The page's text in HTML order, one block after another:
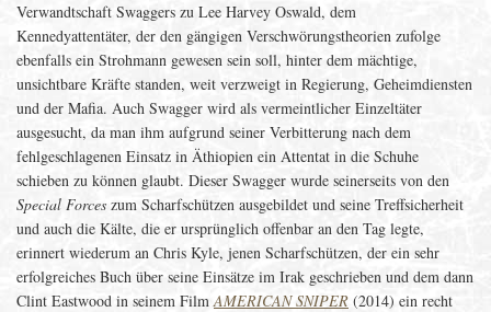
Verwandtschaft Swaggers zu Lee Harvey Oswald, dem
Kennedyattentäter, der den gängigen Verschwörungstheorien zufolge
ebenfalls ein Strohmann gewesen sein soll, hinter dem mächtige,
unsichtbare Kräfte standen, weit verzweigt in Regierung, Geheimdiensten
und der Mafia. Auch Swagger wird als vermeintlicher Einzeltäter
ausgesucht, da man ihm aufgrund seiner Verbitterung nach dem
fehlgeschlagenen Einsatz in Äthiopien ein Attentat in die Schuhe
schieben zu können glaubt. Dieser Swagger wurde seinerseits von den
Special Forces zum Scharfschützen ausgebildet und seine Treffsicherheit
und auch die Kälte, die er ursprünglich offenbar an den Tag legte,
erinnert wiederum an Chris Kyle, jenen Scharfschützen, der ein sehr
erfolgreiches Buch über seine Einsätze im Irak geschrieben und dem dann
Clint Eastwood in seinem FilmAMERICAN SNIPER (2014) ein recht